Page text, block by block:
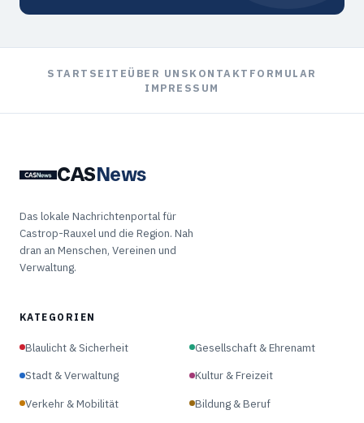
STARTSEITEÜBER UNSKONTAKTFORMULAR
IMPRESSUM
CASNews
Das lokale Nachrichtenportal für
Castrop-Rauxel und die Region. Nah
dran an Menschen, Vereinen und
Verwaltung.
KATEGORIEN
Blaulicht & Sicherheit
Gesellschaft & Ehrenamt
Stadt & Verwaltung
Kultur & Freizeit
Verkehr & Mobilität
Bildung & Beruf